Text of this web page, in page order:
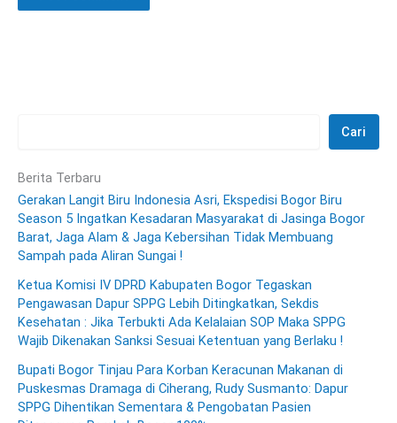
Cari
Berita Terbaru
Gerakan Langit Biru Indonesia Asri, Ekspedisi Bogor Biru
Season 5 Ingatkan Kesadaran Masyarakat di Jasinga Bogor
Barat, Jaga Alam & Jaga Kebersihan Tidak Membuang
Sampah pada Aliran Sungai !
Ketua Komisi IV DPRD Kabupaten Bogor Tegaskan
Pengawasan Dapur SPPG Lebih Ditingkatkan, Sekdis
Kesehatan : Jika Terbukti Ada Kelalaian SOP Maka SPPG
Wajib Dikenakan Sanksi Sesuai Ketentuan yang Berlaku !
Bupati Bogor Tinjau Para Korban Keracunan Makanan di
Puskesmas Dramaga di Ciherang, Rudy Susmanto: Dapur
SPPG Dihentikan Sementara & Pengobatan Pasien